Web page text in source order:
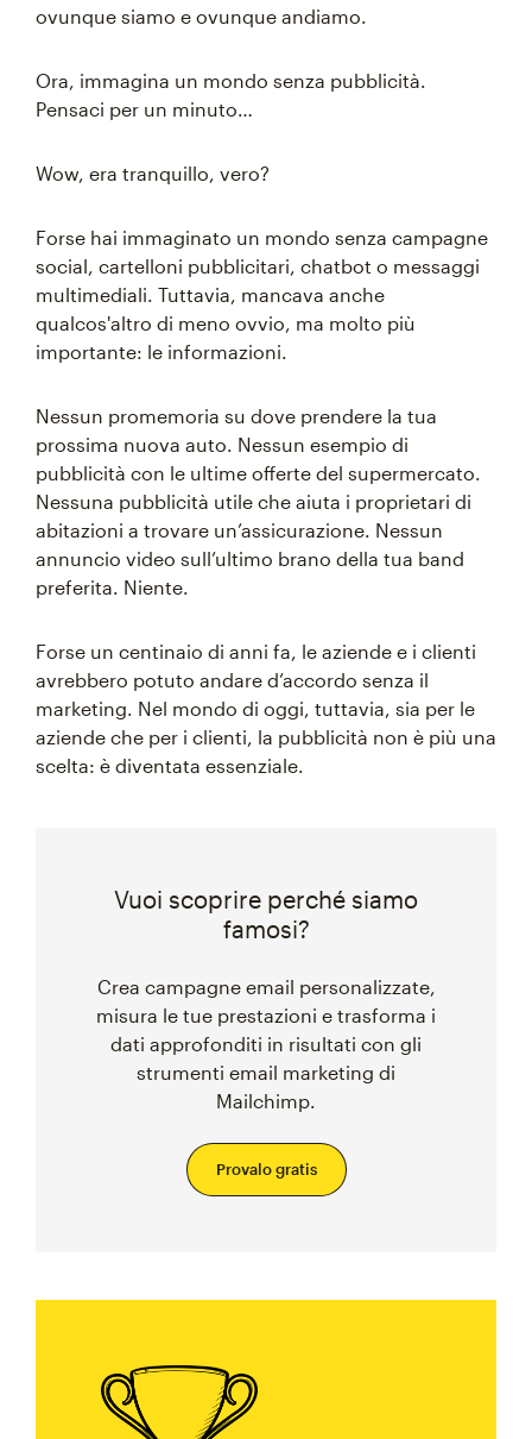
ovunque siamo e ovunque andiamo.
Ora, immagina un mondo senza pubblicità.
Pensaci per un minuto…
Wow, era tranquillo, vero?
Forse hai immaginato un mondo senza campagne
social, cartelloni pubblicitari, chatbot o messaggi
multimediali. Tuttavia, mancava anche
qualcos'altro di meno ovvio, ma molto più
importante: le informazioni.
Nessun promemoria su dove prendere la tua
prossima nuova auto. Nessun esempio di
pubblicità con le ultime offerte del supermercato.
Nessuna pubblicità utile che aiuta i proprietari di
abitazioni a trovare un’assicurazione. Nessun
annuncio video sull’ultimo brano della tua band
preferita. Niente.
Forse un centinaio di anni fa, le aziende e i clienti
avrebbero potuto andare d’accordo senza il
marketing. Nel mondo di oggi, tuttavia, sia per le
aziende che per i clienti, la pubblicità non è più una
scelta: è diventata essenziale.
Vuoi scoprire perché siamo
famosi?
Crea campagne email personalizzate,
misura le tue prestazioni e trasforma i
dati approfonditi in risultati con gli
strumenti email marketing di
Mailchimp.
Provalo gratis